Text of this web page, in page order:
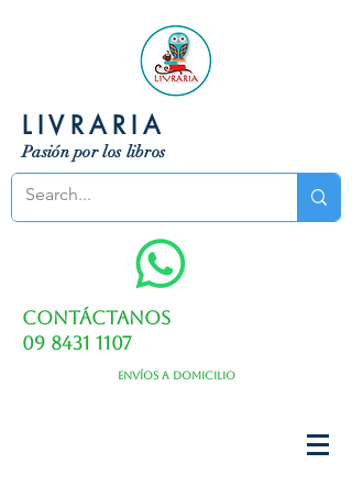
LIVRARIA
Pasión por los libros
Contáctanos
09 8431 1107
Envíos a domicilio